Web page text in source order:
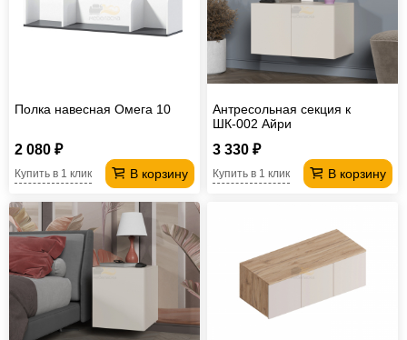
Полка навесная Омега 10
2 080 ₽
В корзину
Купить в 1 клик
Антресольная секция к
ШК-002 Айри
3 330 ₽
В корзину
Купить в 1 клик